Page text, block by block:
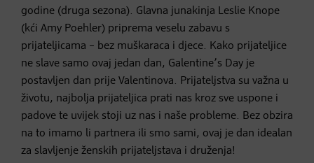
godine (druga sezona). Glavna junakinja Leslie Knope
(kći Amy Poehler) priprema veselu zabavu s
prijateljicama – bez muškaraca i djece. Kako prijateljice
ne slave samo ovaj jedan dan, Galentine’s Day je
postavljen dan prije Valentinova. Prijateljstva su važna u
životu, najbolja prijateljica prati nas kroz sve uspone i
padove te uvijek stoji uz nas i naše probleme. Bez obzira
na to imamo li partnera ili smo sami, ovaj je dan idealan
za slavljenje ženskih prijateljstava i druženja!